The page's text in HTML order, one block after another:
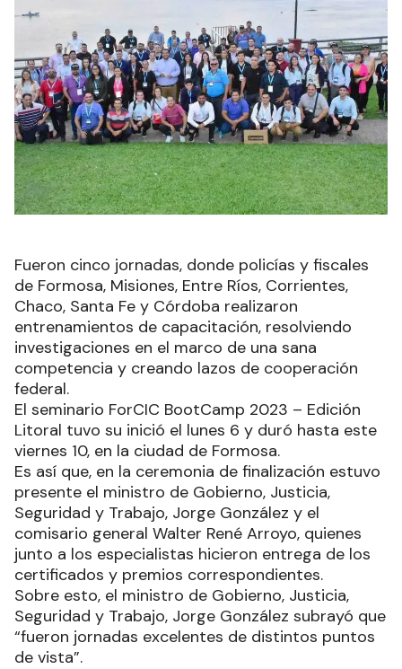
Fueron cinco jornadas, donde policías y fiscales
de Formosa, Misiones, Entre Ríos, Corrientes,
Chaco, Santa Fe y Córdoba realizaron
entrenamientos de capacitación, resolviendo
investigaciones en el marco de una sana
competencia y creando lazos de cooperación
federal.
El seminario ForCIC BootCamp 2023 – Edición
Litoral tuvo su inició el lunes 6 y duró hasta este
viernes 10, en la ciudad de Formosa.
Es así que, en la ceremonia de finalización estuvo
presente el ministro de Gobierno, Justicia,
Seguridad y Trabajo, Jorge González y el
comisario general Walter René Arroyo, quienes
junto a los especialistas hicieron entrega de los
certificados y premios correspondientes.
Sobre esto, el ministro de Gobierno, Justicia,
Seguridad y Trabajo, Jorge González subrayó que
“fueron jornadas excelentes de distintos puntos
de vista”.